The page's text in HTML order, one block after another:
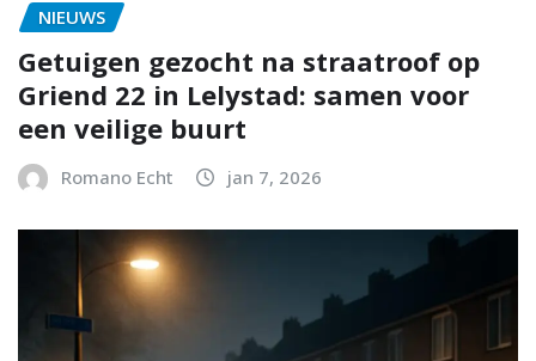
NIEUWS
Getuigen gezocht na straatroof op
Griend 22 in Lelystad: samen voor
een veilige buurt
Romano Echt jan 7, 2026